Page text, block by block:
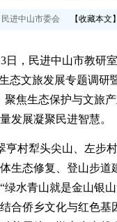
民进中山市委会 【收藏本文
日，民进中山市教研
态文旅发展专题调研
聚焦生态保护与文旅
发展凝聚民进智慧。
亨村犁头尖山、左步
生态修复、登山步道
水青山就是金山银
合侨乡文化与红色基